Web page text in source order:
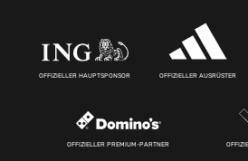
OFFIZIELLER HAUPTSPONSOR OFFIZIELLER AUSRÜSTER
OFFIZIELLER PREMIUM-PARTNER